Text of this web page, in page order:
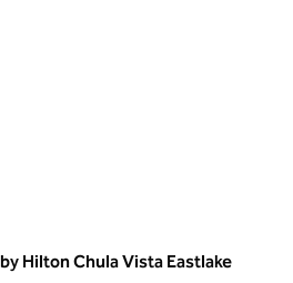
Hilton Chula Vista Eastlake